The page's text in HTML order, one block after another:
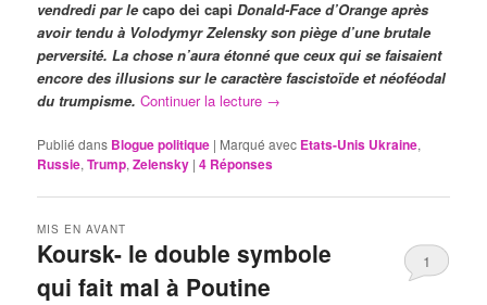
vendredi par lecapo dei capi Donald-Face d’Orange après
avoir tendu à Volodymyr Zelensky son piège d’une brutale
perversité. La chose n’aura étonné que ceux qui se faisaient
encore des illusions sur le caractère fascistoïde et néoféodal
du trumpisme.Continuer la lecture →
Publié dans Blogue politique | Marqué avec Etats-Unis Ukraine,
Russie,Trump,Zelensky |4 Réponses
Koursk- le double symbole
qui fait mal à Poutine
MIS EN AVANT
1